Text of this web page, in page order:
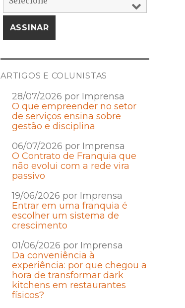
ARTIGOS E COLUNISTAS
28/07/2026 por Imprensa
O que empreender no setor
de serviços ensina sobre
gestão e disciplina
06/07/2026 por Imprensa
O Contrato de Franquia que
não evolui com a rede vira
passivo
19/06/2026 por Imprensa
Entrar em uma franquia é
escolher um sistema de
crescimento
01/06/2026 por Imprensa
Da conveniência à
experiência: por que chegou a
hora de transformar dark
kitchens em restaurantes
físicos?